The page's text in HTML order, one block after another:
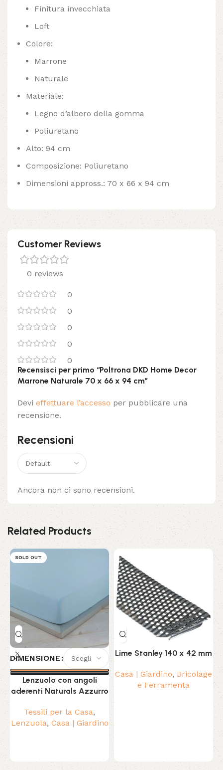
Finitura invecchiata
Loft
Colore:
Marrone
Naturale
Materiale:
Legno d’albero della gomma
Poliuretano
Alto: 94 cm
Composizione: Poliuretano
Dimensioni appross.: 70 x 66 x 94 cm
Customer Reviews
0 reviews
0
0
0
0
0
Recensioni
Ancora non ci sono recensioni.
Recensisci per primo “Poltrona DKD Home Decor
Marrone Naturale 70 x 66 x 94 cm”
Devi effettuare l’accesso per pubblicare una
recensione.
Related Products
SOLD OUT
DIMENSIONE
Lenzuolo con angoli
aderenti Naturals Azzurro
Tessili per la Casa,
Lenzuola, Casa | Giardino
Lime Stanley 140 x 42 mm
Casa | Giardino, Bricolage
e Ferramenta